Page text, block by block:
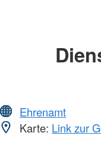
Ehrenamt
Karte: Link zur